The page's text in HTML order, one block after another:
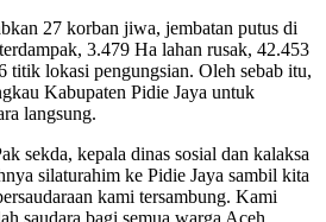
27 korban jiwa, jembatan putus di
3.479 Ha lahan rusak, 42.453
titik lokasi pengungsian. Oleh sebab itu,
Kabupaten Pidie Jaya untuk
langsung.
sekda, kepala dinas sosial dan kalaksa
silaturahim ke Pidie Jaya sambil kita
kami tersambung. Kami